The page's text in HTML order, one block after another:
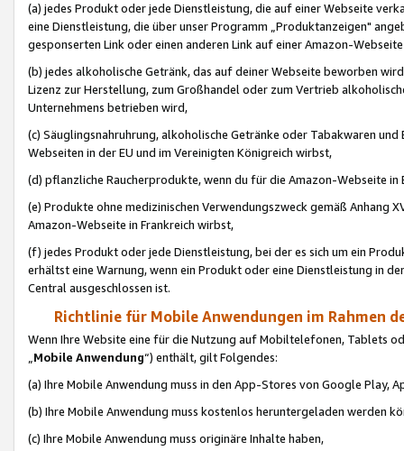
(a) jedes Produkt oder jede Dienstleistung, die auf einer Webseite
eine Dienstleistung, die über unser Programm „Produktanzeigen"
gesponserten Link oder einen anderen Link auf einer Amazon-
(b) jedes alkoholische Getränk, das auf deiner Webseite beworben
Lizenz zur Herstellung, zum Großhandel oder zum Vertrieb
Unternehmens betrieben wird,
(c) Säuglingsnahruhrung, alkoholische Getränke oder Tabakwaren
Webseiten in der EU und im Vereinigten Königreich wirbst,
(d) pflanzliche Raucherprodukte, wenn du für die Amazon-Webseite in
(e) Produkte ohne medizinischen Verwendungszweck gemäß Anhang
Amazon-Webseite in Frankreich wirbst,
(f) jedes Produkt oder jede Dienstleistung, bei der es sich um ein
erhältst eine Warnung, wenn ein Produkt oder eine Dienstleistung in
Central ausgeschlossen ist.
Richtlinie für Mobile Anwendungen im Rahmen
Wenn Ihre Website eine für die Nutzung auf Mobiltelefonen, Tablets
„Mobile Anwendung“) enthält, gilt Folgendes:
(a) Ihre Mobile Anwendung muss in den App-Stores von Google Play,
(b) Ihre Mobile Anwendung muss kostenlos heruntergeladen werden
(c) Ihre Mobile Anwendung muss originäre Inhalte haben,